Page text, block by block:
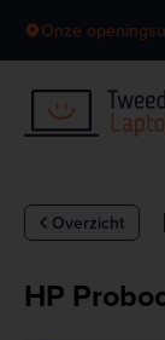
Onze
Overzicht
HP